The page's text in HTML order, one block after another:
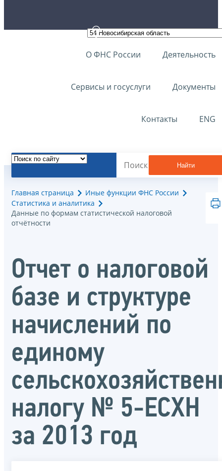
О ФНС России Деятельность
Сервисы и госуслуги Документы
Контакты ENG
Найти
Главная страница
Иные функции ФНС России
Статистика и аналитика
Данные по формам статистической налоговой
отчётности
Отчет о налоговой
базе и структуре
начислений по
единому
налогу № 5-ЕСХН
за 2013 год